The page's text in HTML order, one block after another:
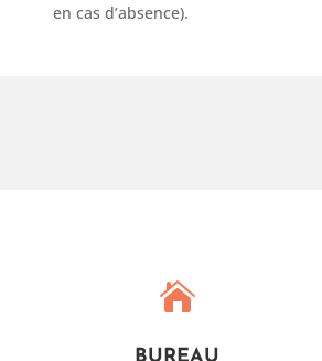
en cas d’absence).
